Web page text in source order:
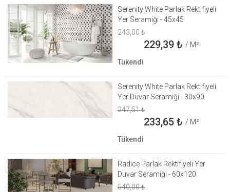
Serenity White Parlak Rektifiyeli
Yer Seramiği - 45x45
243,00₺
229,39₺ / M²
Tükendi
Serenity White Parlak Rektifiyeli
Yer Duvar Seramiği - 30x90
247,51₺
233,65₺ / M²
Tükendi
Radice Parlak Rektifiyeli Yer
Duvar Seramiği - 60x120
540,00₺